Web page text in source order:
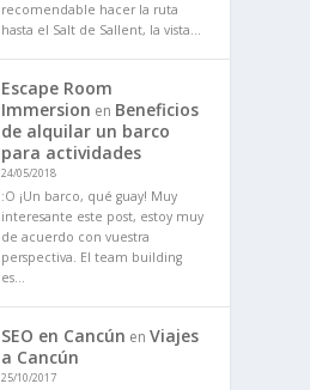
recomendable hacer la ruta
hasta el Salt de Sallent, la vista…
Escape Room
Immersion en Beneficios
de alquilar un barco
para actividades
24/05/2018
:O ¡Un barco, qué guay! Muy
interesante este post, estoy muy
de acuerdo con vuestra
perspectiva. El team building
es…
SEO en Cancún en Viajes
a Cancún
25/10/2017